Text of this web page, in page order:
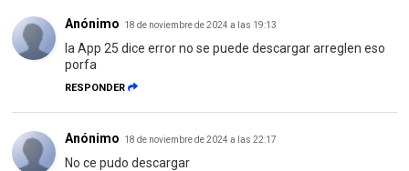
Anónimo 18 de noviembre de 2024 a las 19:13
la App 25 dice error no se puede descargar arreglen eso
porfa
RESPONDER
Anónimo 18 de noviembre de 2024 a las 22:17
No ce pudo descargar